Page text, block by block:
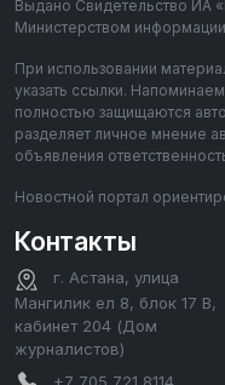
Выдано Свидетельство ИА
Министерством
При использовании
указать ссылки.
полностью защищаются
разделяет личное мнение
объявления
Новостной портал
Контакты
г. Астана, улица
Мангилик ел 8, блок 17 В,
кабинет 204 (Дом
журналистов)
+7 705 721 8114